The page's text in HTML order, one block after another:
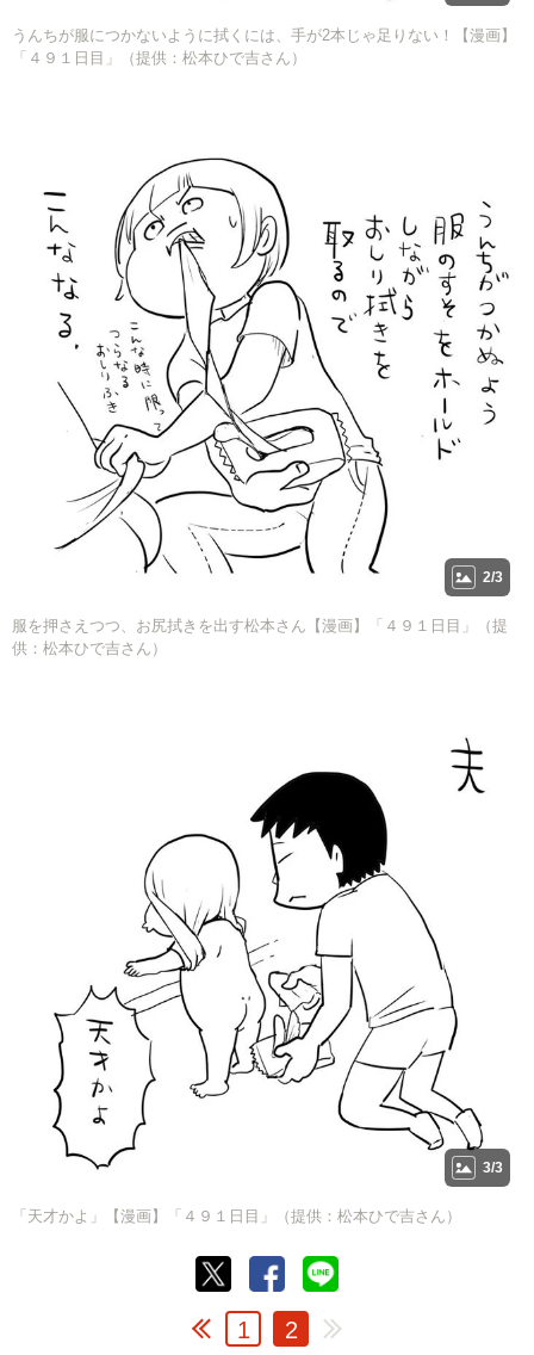
うんちが服につかないように拭くには、手が2本じゃ足りない！【漫画】
「４９１日目」（提供：松本ひで吉さん）
2/3
服を押さえつつ、お尻拭きを出す松本さん【漫画】「４９１日目」（提
供：松本ひで吉さん）
3/3
「天才かよ」【漫画】「４９１日目」（提供：松本ひで吉さん）
1 2